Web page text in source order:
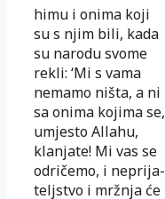
himu i onima koji
su s njim bili, kada
su narodu svome
rekli: ‘Mi s vama
nemamo ništa, a ni
sa onima kojima se,
umjesto Allahu,
klanjate! Mi vas se
odričemo, i nepri­ja­
teljstvo i mržnja će